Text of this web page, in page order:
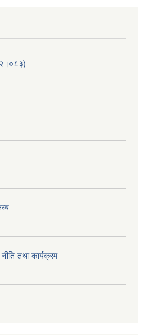
तथा कार्यक्रम